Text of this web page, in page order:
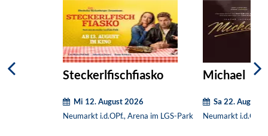
Steckerlfischfiasko
Mi 12. August 2026
Neumarkt i.d.OPf., Arena im LGS-Park
Michael
Sa 22. August
Neumarkt